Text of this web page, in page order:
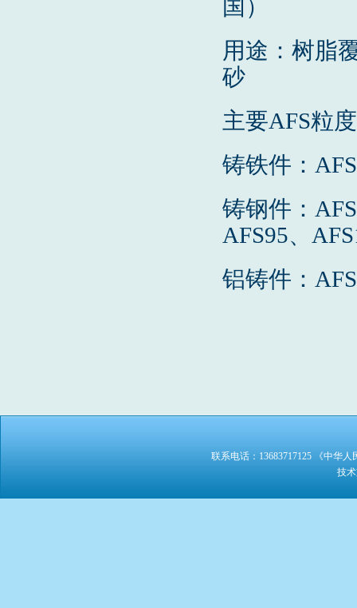
国）
用途：树脂
砂
主要AFS粒
铸铁件：
铸钢件：
AFS95、
铝铸件：
联系电话：13683717125 《中华
技